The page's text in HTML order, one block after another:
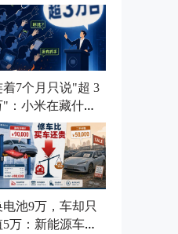
着7个月只说"超 3
"：小米在藏什
？
电池9万，车却只
5万：新能源车最